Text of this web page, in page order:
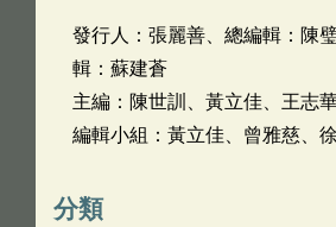
發行人：張麗善、總編輯：陳
輯：蘇建蒼
主編：陳世訓、黃立佳、王志
編輯小組：黃立佳、曾雅慈、
分類